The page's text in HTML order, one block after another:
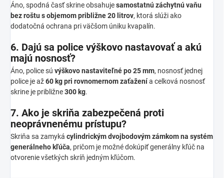
Áno, spodná časť skrine obsahujesamostatnú záchytnú vaňu
bez roštu s objemom približne 20 litrov, ktorá slúži ako
dodatočná ochrana pri väčšom úniku kvapalín.
6. Dajú sa police výškovo nastavovať a akú
majú nosnosť?
Áno, police sú výškovo nastaviteľné po 25 mm, nosnosť jednej
police je až60 kg pri rovnomernom zaťaženía celková nosnosť
skrine je približne300 kg.
7. Ako je skriňa zabezpečená proti
neoprávnenému prístupu?
Skriňa sa zamyká cylindrickým dvojbodovým zámkom na systém
generálneho kľúča, pričom je možné dokúpiť generálny kľúč na
otvorenie všetkých skríň jedným kľúčom.